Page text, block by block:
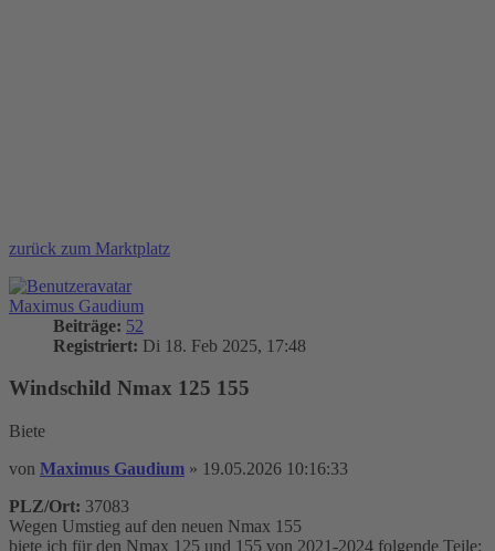
zurück zum Marktplatz
Maximus Gaudium
Beiträge: 52
Registriert: Di 18. Feb 2025, 17:48
Windschild Nmax 125 155
Biete
von Maximus Gaudium » 19.05.2026 10:16:33
PLZ/Ort: 37083
Wegen Umstieg auf den neuen Nmax 155
biete ich für den Nmax 125 und 155 von 2021-2024 folgende Teile: